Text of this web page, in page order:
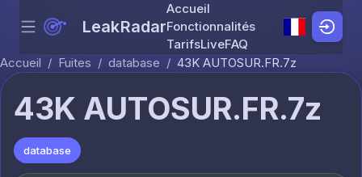
Skip to content
Menu LeakRadar
Accueil
Fonctionnalités
TarifsLiveFAQ
Accueil / Fuites / database / 43K AUTOSUR.FR.7z
43K AUTOSUR.FR.7z
database